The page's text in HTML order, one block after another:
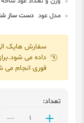
مدل عود دست ساز
سفارش هایک
داده می
فوری انجام می
تعداد: